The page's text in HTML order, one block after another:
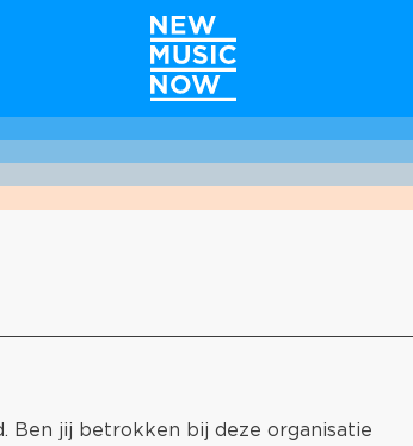
Ben jij betrokken bij deze organisatie